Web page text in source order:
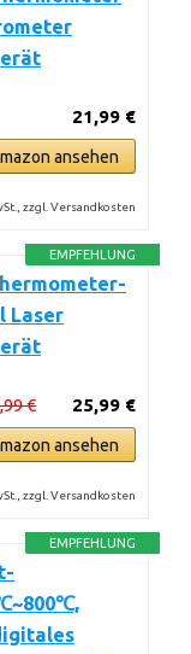
21,99 €
ansehen
zzgl. Versandkosten
EMPFEHLUNG
Laser
25,99 €
€
ansehen
zzgl. Versandkosten
EMPFEHLUNG